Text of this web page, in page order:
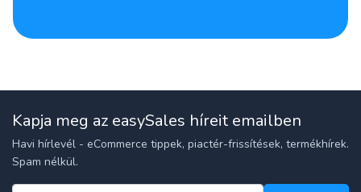
Kapja meg az easySales híreit emailben
Havi hírlevél - eCommerce tippek, piactér-frissítések, termékhírek.
Spam nélkül.